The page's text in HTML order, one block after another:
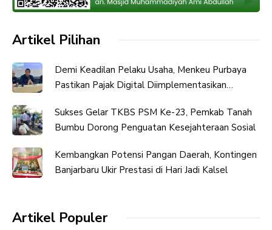
Artikel Pilihan
Demi Keadilan Pelaku Usaha, Menkeu Purbaya
Pastikan Pajak Digital Diimplementasikan
Sukses Gelar TKBS PSM Ke-23, Pemkab Tanah
Bumbu Dorong Penguatan Kesejahteraan Sosial
Kembangkan Potensi Pangan Daerah, Kontingen
Banjarbaru Ukir Prestasi di Hari Jadi Kalsel
Artikel Populer